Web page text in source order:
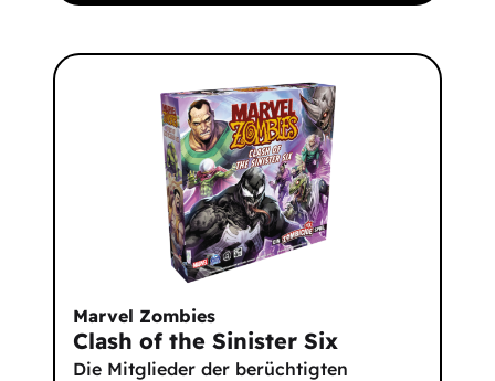
Marvel Zombies
Clash of the Sinister Six
Die Mitglieder der berüchtigten